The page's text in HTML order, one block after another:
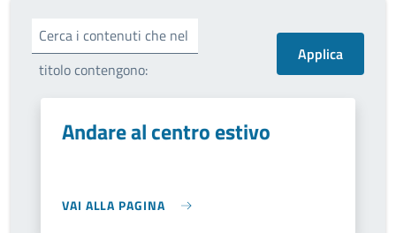
Cerca i contenuti che nel
titolo contengono:
Andare al centro estivo
VAI ALLA PAGINA